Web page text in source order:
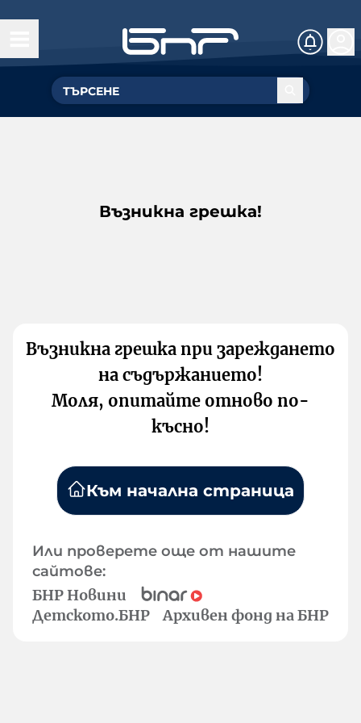
Възникна грешка!
Възникна грешка при зареждането
на съдържанието!
Моля, опитайте отново по-
късно!
Към начална страница
Или проверете още от нашите
сайтове:
БНР Новини
Детското.БНР
Архивен фонд на БНР